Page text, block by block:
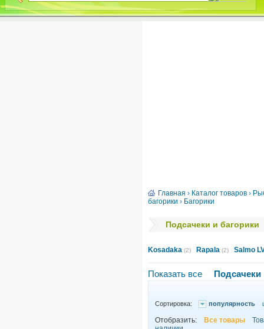
Главная › Каталог товаров ›
багорики › Багорики
Подсачеки и багорики
Kosadaka (2) Rapala (2) Salmo
Показать все Подсачеки
Сортировка: популярность
Отобразить: Все товары